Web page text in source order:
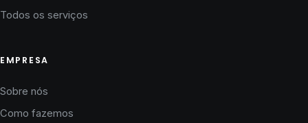
Todos os serviços
EMPRESA
Sobre nós
Como fazemos